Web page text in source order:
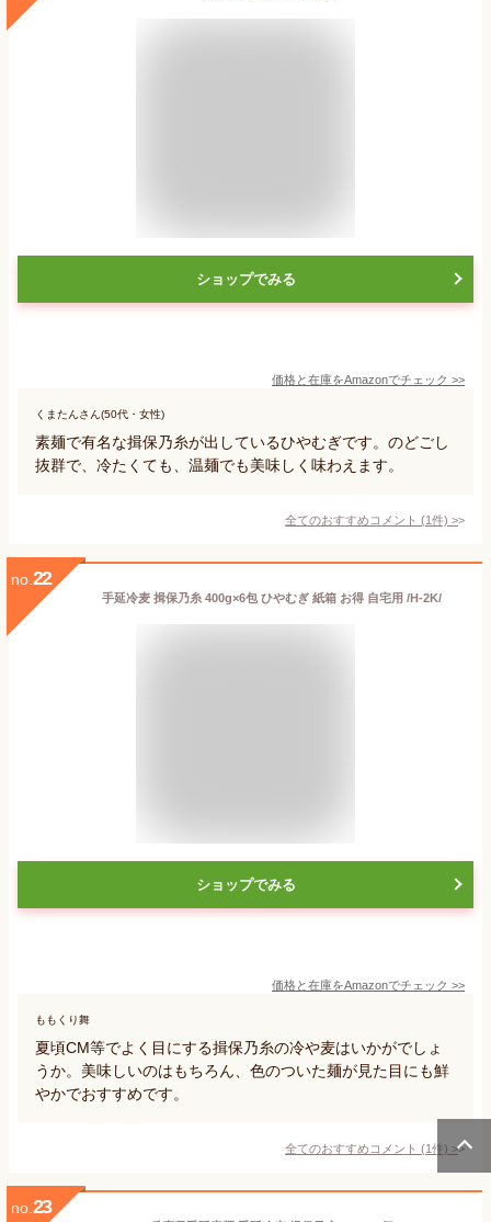
ショップでみる
価格と在庫をAmazonでチェック >>
くまたんさん(50代・女性)
素麺で有名な揖保乃糸が出しているひやむぎです。のどごし
抜群で、冷たくても、温麺でも美味しく味わえます。
全てのおすすめコメント (1件) >
no. 22
手延冷麦 揖保乃糸 400g×6包 ひやむぎ 紙箱 お得 自宅用 /H-2K/
ショップでみる
価格と在庫をAmazonでチェック >>
ももくり舞
夏頃CM等でよく目にする揖保乃糸の冷や麦はいかがでしょ
うか。美味しいのはもちろん、色のついた麺が見た目にも鮮
やかでおすすめです。
全てのおすすめコメント (1件) >
no. 23